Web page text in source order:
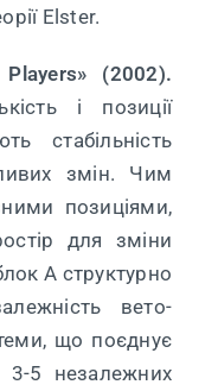
Elster.
(2002).
і позиції
стабільність
змін. Чим
позиціями,
для зміни
A структурно
вето-
що поєднує
3-5 незалежних